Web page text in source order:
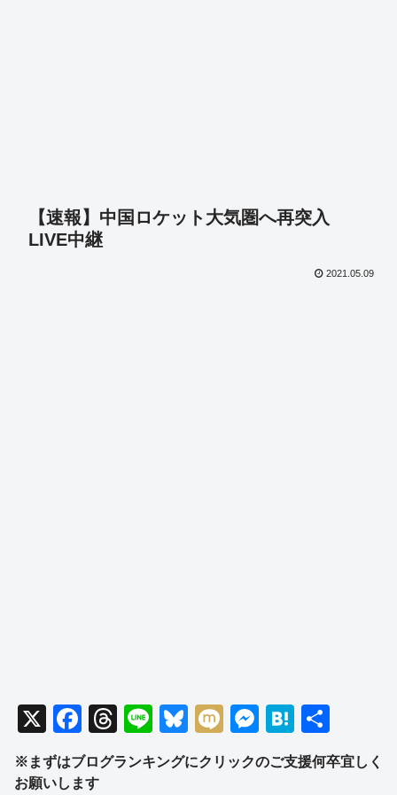
【速報】中国ロケット大気圏へ再突入
LIVE中継
2021.05.09
X
F
a
c
T
hr
e
Li
n
e
Bl
e
M
ixi
M
ss
H
at
e
有
※まずはブログランキングにクリックのご支援何卒宜しく
お願いします